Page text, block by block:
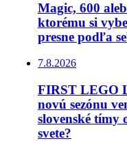
Magic, 600
ktorému si
presne podľa
7.8.2026
FIRST LEGO
novú sezónu
slovenské tímy
svete?